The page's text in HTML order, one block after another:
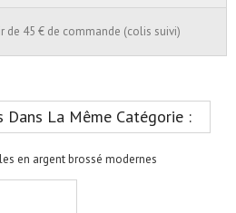
de 45 € de commande (colis suivi)
Dans La Même Catégorie :